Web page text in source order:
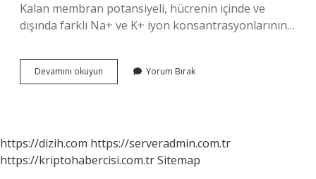
Kalan membran potansiyeli, hücrenin içinde ve
dışında farklı Na+ ve K+ iyon konsantrasyonlarının…
Devamını okuyun Dinlenme
Potansiyeli
Yorum Bırak
https://dizih.com https://serveradmin.com.tr
https://kriptohabercisi.com.trSitemap